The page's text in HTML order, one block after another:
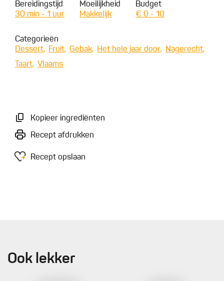
Bereidingstijd
30 min - 1 uur
Moeilijkheid
Makkelijk
Budget
€ 0 - 10
Categorieën
Dessert
Fruit Gebak Het hele jaar door
Nagerecht
Taart
Vlaams
Kopieer ingrediënten
Recept afdrukken
Recept opslaan
Ook lekker